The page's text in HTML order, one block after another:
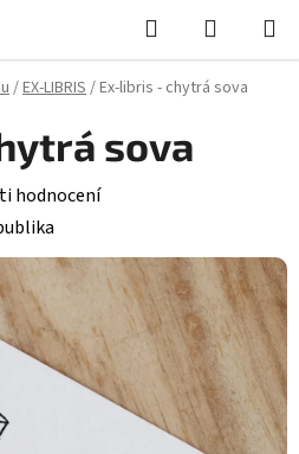
Hledat
KOŠÍK
/EX-LIBRIS/Ex-libris - chytrá sova
sova
hodnocení